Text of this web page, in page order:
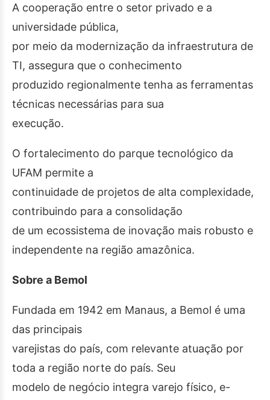
A cooperação entre o setor privado e a
universidade pública,
por meio da modernização da infraestrutura de
TI, assegura que o conhecimento
produzido regionalmente tenha as ferramentas
técnicas necessárias para sua
execução.
O fortalecimento do parque tecnológico da
UFAM permite a
continuidade de projetos de alta complexidade,
contribuindo para a consolidação
de um ecossistema de inovação mais robusto e
independente na região amazônica.
Sobre a Bemol
Fundada em 1942 em Manaus, a Bemol é uma
das principais
varejistas do país, com relevante atuação por
toda a região norte do país. Seu
modelo de negócio integra varejo físico, e-